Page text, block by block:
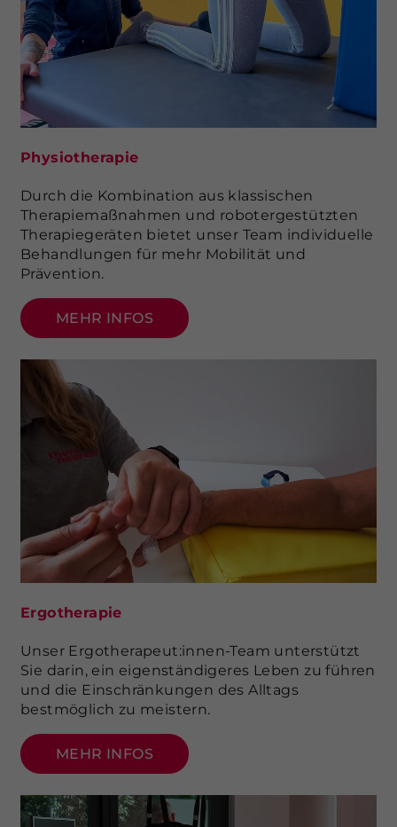
Physiotherapie
Durch die Kombination aus klassischen
Therapiemaßnahmen und robotergestützten
Therapiegeräten bietet unser Team individuelle
Behandlungen für mehr Mobilität und
Prävention.
MEHR INFOS
Ergotherapie
Unser Ergotherapeut:innen-Team unterstützt
Sie darin, ein eigenständigeres Leben zu führen
und die Einschränkungen des Alltags
bestmöglich zu meistern.
MEHR INFOS